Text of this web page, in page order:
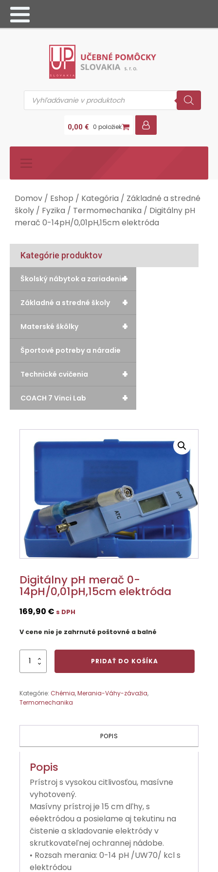
Products
search
0,00 € 0 položiek
Domov / Eshop / Kategória / Základné a stredné
školy / Fyzika / Termomechanika / Digitálny pH
merač 0-14pH/0,01pH,15cm elektróda
Kategórie produktov
+
Školský nábytok a zariadenie
+
Základné a stredné školy
+
Materské škôlky
Športové potreby a náradie
+
Technické cvičenia
+
COACH 7 Vinci Lab
Digitálny pH merač 0-
14pH/0,01pH,15cm elektróda
169,90 € s DPH
V cene nie je zahrnuté poštovné a balné
množstvo
Digitálny
0-
14pH/0,01pH,15cm
PRIDAŤ DO KOŠÍKA
Kategórie: Chémia,Merania-Váhy-závažia,
Termomechanika
POPIS
Popis
Prístroj s vysokou citlivosťou, masívne
vyhotovený.
Masívny prístroj je 15 cm dľhy, s
eéektródou a posielame aj tekutinu na
čistenie a skladovanie elektródy v
skrutkovateľnej ochrannej nádobe.
• Rozsah merania: 0-14 pH /UW70/ kcl s
elektródou